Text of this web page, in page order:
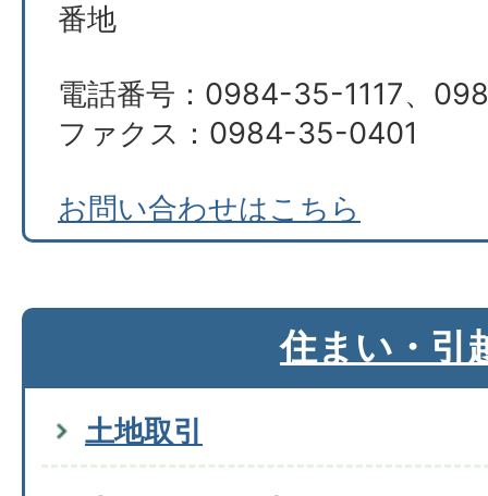
番地
電話番号：0984-35-1117、
ファクス：0984-35-0401
お問い合わせはこちら
住まい・引
土地取引